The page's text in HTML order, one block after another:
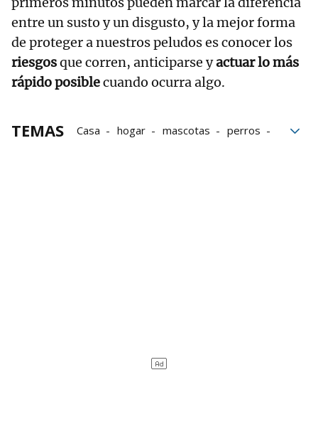
entre un susto y un disgusto, y la mejor forma
de proteger a nuestros peludos es conocer los
riesgosque corren, anticiparse yactuar lo más
rápido posiblecuando ocurra algo.
TEMAS Casa hogar mascotas
perros